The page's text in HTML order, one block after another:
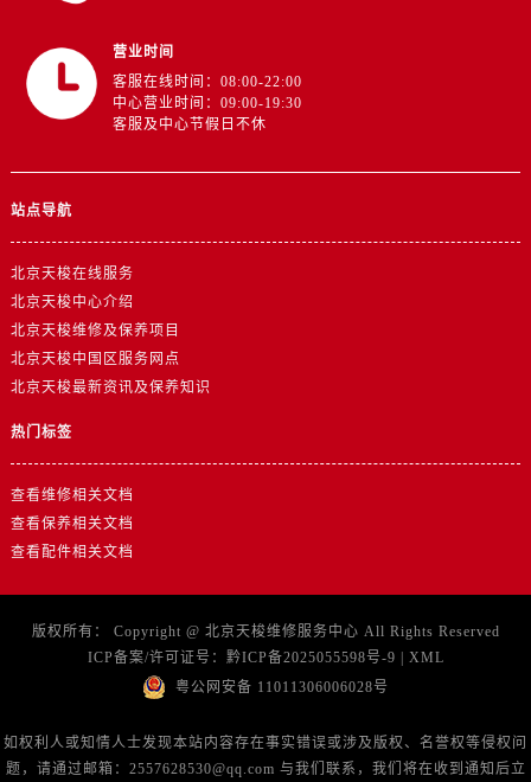
营业时间
客服在线时间：08:00-22:00
中心营业时间：09:00-19:30
客服及中心节假日不休
站点导航
北京天梭在线服务
北京天梭中心介绍
北京天梭维修及保养项目
北京天梭中国区服务网点
北京天梭最新资讯及保养知识
热门标签
查看维修相关文档
查看保养相关文档
查看配件相关文档
版权所有： Copyright @ 北京天梭维修服务中心 All Rights Reserved
ICP备案/许可证号： 黔ICP备2025055598号-9 | XML
粤公网安备 11011306006028号
如权利人或知情人士发现本站内容存在事实错误或涉及版权、名誉权等侵权问
题，请通过邮箱：2557628530@qq.com 与我们联系，我们将在收到通知后立